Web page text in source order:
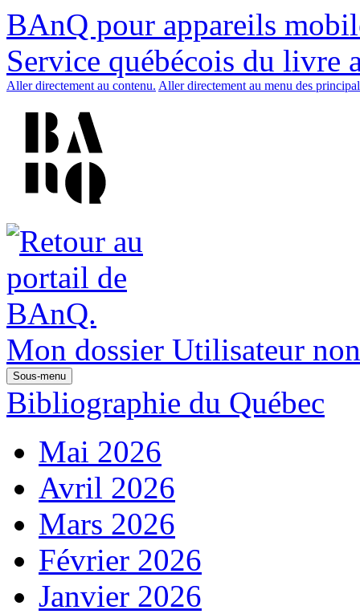
BAnQ pour appareils
Service québécois du livre
Aller directement au contenu. Aller directement au menu des
Mon dossier Utilisateur
Sous-menu
Bibliographie du Québec
Mai 2026
Avril 2026
Mars 2026
Février 2026
Janvier 2026